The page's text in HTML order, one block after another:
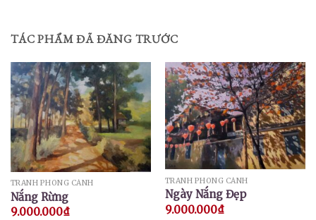
TÁC PHẨM ĐÃ ĐĂNG TRƯỚC
TRANH PHONG CẢNH
Nắng Rừng
9.000.000₫
TRANH PHONG CẢNH
Ngày Nắng Đẹp
9.000.000₫